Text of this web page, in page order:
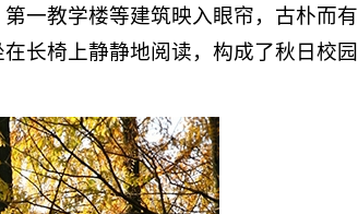
一教学楼等建筑映入眼帘，古朴而有
长椅上静静地阅读，构成了秋日校园